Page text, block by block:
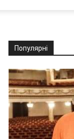
Популярні